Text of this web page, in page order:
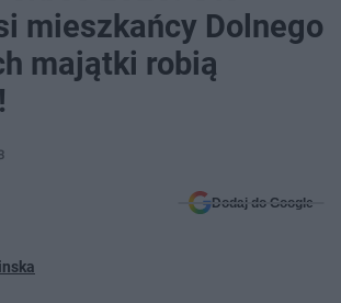
mieszkańcy Dolnego
majątki robią
Dodaj do Google